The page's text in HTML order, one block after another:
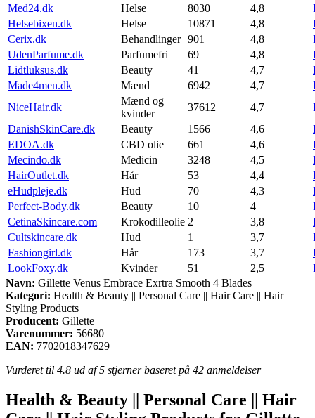
Med24.dk
Helse 8030 4,8
Helsebixen.dk
Helse 10871 4,8
Cerix.dk
Behandlinger 901 4,8
UdenParfume.dk
Parfumefri 69 4,8
Lidtluksus.dk
Beauty 41 4,7
Made4men.dk
Mænd 6942 4,7
NiceHair.dk
Mænd og
kvinder
37612 4,7
DanishSkinCare.dk
Beauty 1566 4,6
EDOA.dk
CBD olie 661 4,6
Mecindo.dk
Medicin 3248 4,5
HairOutlet.dk
Hår 53 4,4
eHudpleje.dk
Hud 70 4,3
Perfect-Body.dk
Beauty 10 4
CetinaSkincare.com
Krokodilleolie 2 3,8
Cultskincare.dk
Hud 1 3,7
Fashiongirl.dk
Hår 173 3,7
LookFoxy.dk
Kvinder 51 2,5
Navn: Gillette Venus Embrace Exrtra Smooth 4 Blades
Kategori: Health & Beauty || Personal Care || Hair Care || Hair
Styling Products
Producent: Gillette
Varenummer: 56680
EAN: 7702018347629
Vurderet til 4.8 ud af 5 stjerner baseret på 42 anmeldelser
Health & Beauty || Personal Care || Hair